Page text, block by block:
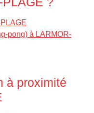
pong) à LARMOR-
à proximité